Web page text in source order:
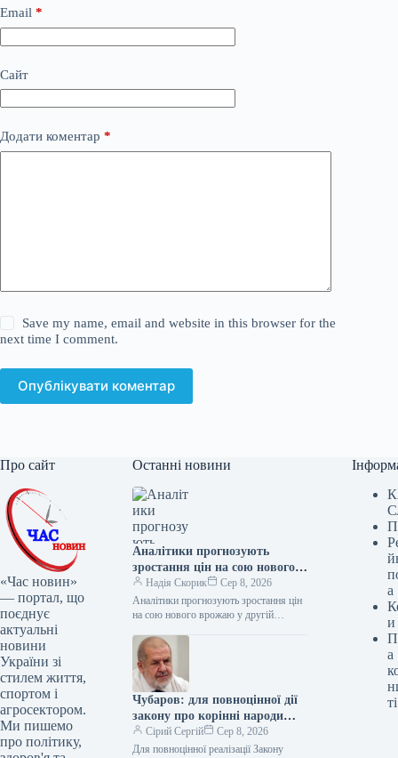
Email *
Сайт
Додати коментар *
Save my name, email and website in this browser for the
next time I comment.
Опублікувати коментар
Про сайт
«Час новин»
— портал, що
поєднує
актуальні
новини
України зі
стилем життя,
спортом і
агросектором.
Ми пишемо
про політику,
Останні новини
Аналітики прогнозують
зростання цін на сою нового
врожаю до 22 тисяч гривень
за тонну
Надія Скорик
Сер 8, 2026
Аналітики прогнозують зростання цін
на сою нового врожаю у другій
Чубаров: для повноцінної дії
закону про корінні народи
потрібні ще нормативні акти
Сірий Сергій
Сер 8, 2026
Для повноцінної реалізації Закону
а
и
а
ті